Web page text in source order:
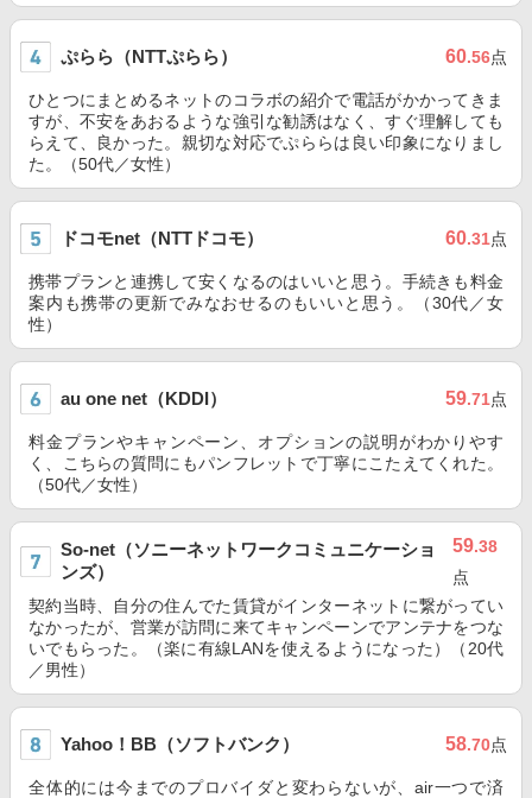
ぷらら（NTTぷらら） 60.56点
ひとつにまとめるネットのコラボの紹介で電話がかかってきま
すが、不安をあおるような強引な勧誘はなく、すぐ理解しても
らえて、良かった。親切な対応でぷららは良い印象になりまし
た。（50代／女性）
ドコモnet（NTTドコモ） 60.31点
携帯プランと連携して安くなるのはいいと思う。手続きも料金
案内も携帯の更新でみなおせるのもいいと思う。（30代／女
性）
au one net（KDDI） 59.71点
料金プランやキャンペーン、オプションの説明がわかりやす
く、こちらの質問にもパンフレットで丁寧にこたえてくれた。
（50代／女性）
So-net（ソニーネットワークコミュニケーショ
ンズ）
59.38
点
契約当時、自分の住んでた賃貸がインターネットに繋がってい
なかったが、営業が訪問に来てキャンペーンでアンテナをつな
いでもらった。（楽に有線LANを使えるようになった）（20代
／男性）
Yahoo！BB（ソフトバンク） 58.70点
全体的には今までのプロバイダと変わらないが、air一つで済